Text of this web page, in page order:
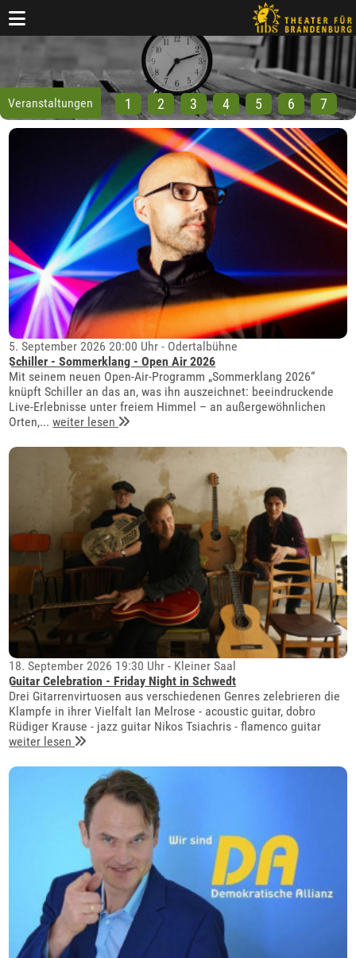
Veranstaltungen 1 2 3 4 5 6 7
5. September 2026 20:00 Uhr - Odertalbühne
Schiller - Sommerklang - Open Air 2026
Mit seinem neuen Open-Air-Programm „Sommerklang 2026“
knüpft Schiller an das an, was ihn auszeichnet: beeindruckende
Live-Erlebnisse unter freiem Himmel – an außergewöhnlichen
Orten,...weiter lesen
18. September 2026 19:30 Uhr - Kleiner Saal
Guitar Celebration - Friday Night in Schwedt
Drei Gitarrenvirtuosen aus verschiedenen Genres zelebrieren die
Klampfe in ihrer Vielfalt Ian Melrose - acoustic guitar, dobro
Rüdiger Krause - jazz guitar Nikos Tsiachris - flamenco guitar
weiter lesen